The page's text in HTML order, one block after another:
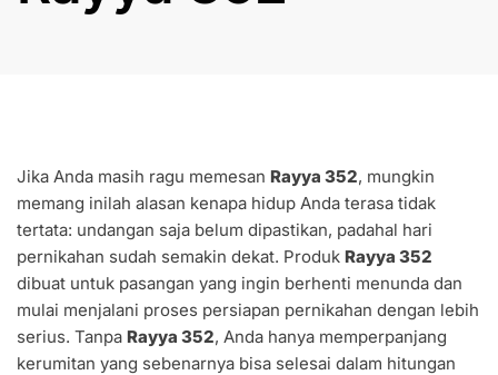
Jika Anda masih ragu memesan Rayya 352, mungkin
memang inilah alasan kenapa hidup Anda terasa tidak
tertata: undangan saja belum dipastikan, padahal hari
pernikahan sudah semakin dekat. Produk Rayya 352
dibuat untuk pasangan yang ingin berhenti menunda dan
mulai menjalani proses persiapan pernikahan dengan lebih
serius. Tanpa Rayya 352, Anda hanya memperpanjang
kerumitan yang sebenarnya bisa selesai dalam hitungan